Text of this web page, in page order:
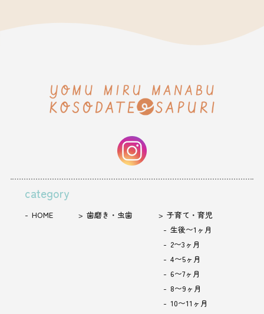
category
HOME 歯磨き・虫歯
子育て・育児
生後〜1ヶ月
2〜3ヶ月
4〜5ヶ月
6〜7ヶ月
8〜9ヶ月
10〜11ヶ月